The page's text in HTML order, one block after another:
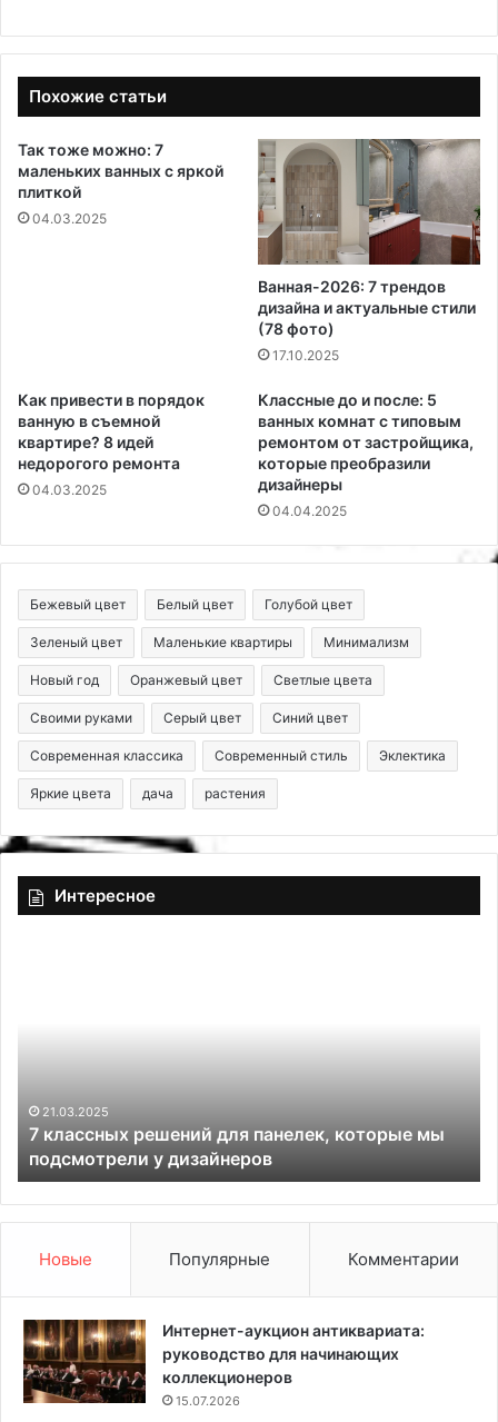
Похожие статьи
Так тоже можно: 7
маленьких ванных с яркой
плиткой
04.03.2025
Ванная-2026: 7 трендов
дизайна и актуальные стили
(78 фото)
17.10.2025
Как привести в порядок
ванную в съемной
квартире? 8 идей
недорогого ремонта
04.03.2025
Классные до и после: 5
ванных комнат с типовым
ремонтом от застройщика,
которые преобразили
дизайнеры
04.04.2025
Бежевый цвет Белый цвет Голубой цвет
Зеленый цвет Маленькие квартиры Минимализм
Новый год Оранжевый цвет Светлые цвета
Своими руками Серый цвет Синий цвет
Современная классика Современный стиль Эклектика
Яркие цвета дача растения
Интересное
мы
с
я
и
о
т
а
и
в
а
е
Трескается и отслаивается кора на
причин и что с этим делать
Новые Популярные Комментарии
Интернет-аукцион антиквариата:
руководство для начинающих
коллекционеров
15.07.2026